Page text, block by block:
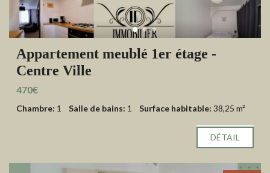
Appartement meublé 1er étage -
Centre Ville
470€
Chambre: 1 Salle de bains: 1 Surface habitable: 38,25 m²
DÉTAIL